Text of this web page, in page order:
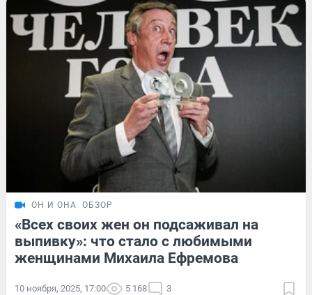
ОН И ОНА ОБЗОР
«Всех своих жен он подсаживал на
выпивку»: что стало с любимыми
женщинами Михаила Ефремова
10 ноября, 2025, 17:00 5 168 3